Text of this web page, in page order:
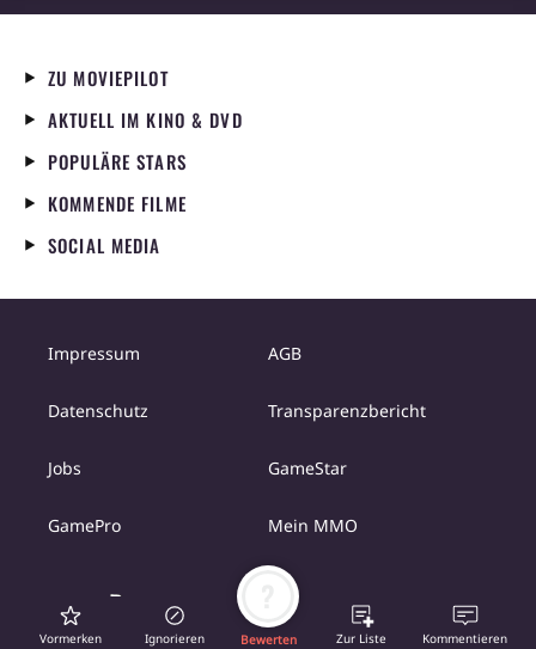
Vormerken Ignorieren Bewerten Zur Liste Kommentieren
ZU MOVIEPILOT
AKTUELL IM KINO & DVD
POPULÄRE STARS
KOMMENDE FILME
SOCIAL MEDIA
Impressum AGB
Datenschutz Transparenzbericht
Jobs GameStar
GamePro Mein MMO